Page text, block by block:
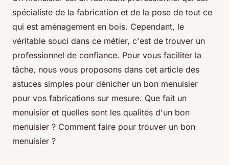
spécialiste de la fabrication et de la pose de tout ce
qui est aménagement en bois. Cependant, le
véritable souci dans ce métier, c'est de trouver un
professionnel de confiance. Pour vous faciliter la
tâche, nous vous proposons dans cet article des
astuces simples pour dénicher un bon menuisier
pour vos fabrications sur mesure. Que fait un
menuisier et quelles sont les qualités d'un bon
menuisier ? Comment faire pour trouver un bon
menuisier ?